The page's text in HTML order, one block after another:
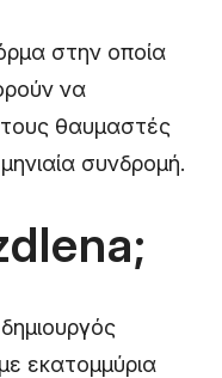
στην οποία
να
τους θαυμαστές
συνδρομή.
εκατομμύρια